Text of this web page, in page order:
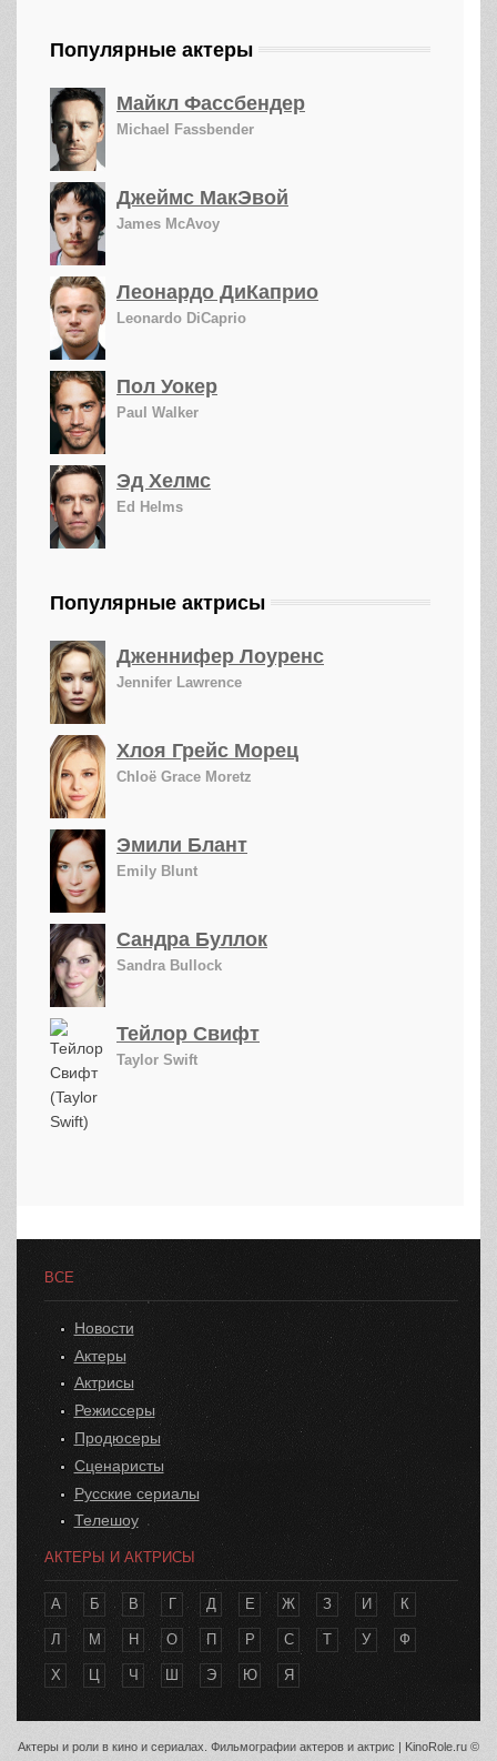
Популярные актеры
Майкл Фассбендер
Michael Fassbender
Джеймс МакЭвой
James McAvoy
Леонардо ДиКаприо
Leonardo DiCaprio
Пол Уокер
Paul Walker
Эд Хелмс
Ed Helms
Популярные актрисы
Дженнифер Лоуренс
Jennifer Lawrence
Хлоя Грейс Морец
Chloë Grace Moretz
Эмили Блант
Emily Blunt
Сандра Буллок
Sandra Bullock
Тейлор Свифт
Taylor Swift
ВСЕ
Новости
Актеры
Актрисы
Режиссеры
Продюсеры
Сценаристы
Русские сериалы
Телешоу
АКТЕРЫ И АКТРИСЫ
А Б В Г Д Е Ж З И К
Л М Н О П Р С Т У Ф
Х Ц Ч Ш Э Ю Я
Актеры и роли в кино и сериалах. Фильмографии актеров и актрис | KinoRole.ru ©